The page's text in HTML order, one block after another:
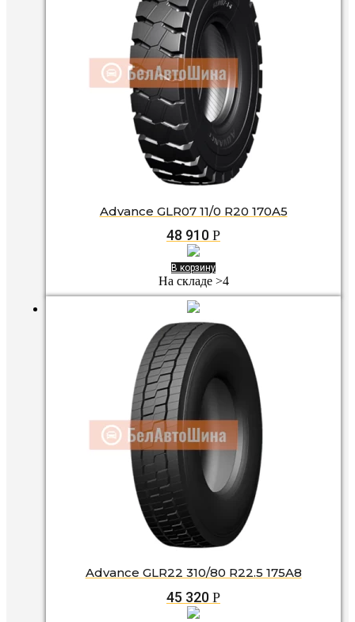
Advance GLR07 11/0 R20 170A5
48 910 Р
В корзину
На складе >4
Advance GLR22 310/80 R22.5 175A8
45 320 Р